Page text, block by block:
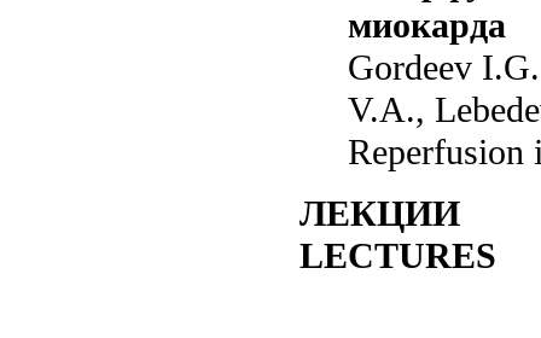
миокарда
Gordeev
V.A.,
Reperfusion
ЛЕКЦИИ
LECTURES